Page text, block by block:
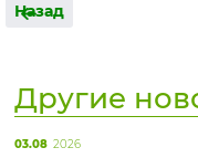
Назад
Другие
03.08 2026